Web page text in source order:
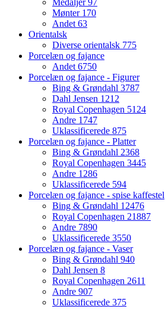
Medaljer97
Mønter 170
Andet63
Orientalsk
Diverse orientalsk 775
Porcelæn og fajance
Andet6750
Porcelæn og fajance - Figurer
Bing & Grøndahl 3787
Dahl Jensen 1212
Royal Copenhagen 5124
Andre 1747
Uklassificerede 875
Porcelæn og fajance - Platter
Bing & Grøndahl 2368
Royal Copenhagen 3445
Andre 1286
Uklassificerede 594
Porcelæn og fajance - spise kaffestel
Bing & Grøndahl 12476
Royal Copenhagen 21887
Andre 7890
Uklassificerede 3550
Porcelæn og fajance - Vaser
Bing & Grøndahl 940
Dahl Jensen 8
Royal Copenhagen 2611
Andre 907
Uklassificerede 375